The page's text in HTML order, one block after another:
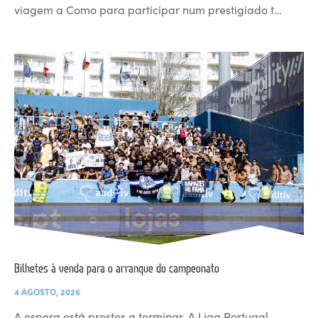
viagem a Como para participar num prestigiado t…
Bilhetes à venda para o arranque do campeonato
4 AGOSTO, 2026